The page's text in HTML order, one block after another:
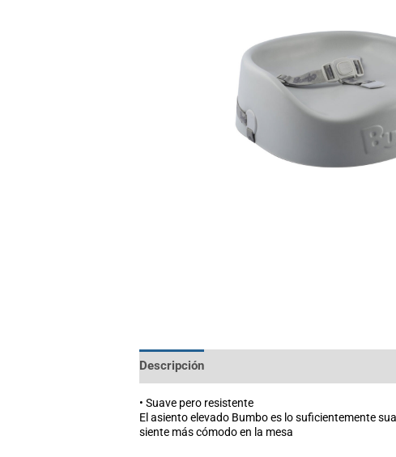
Descripción
• Suave pero resistente
El asiento elevado Bumbo es lo suficientemente
siente más cómodo en la mesa